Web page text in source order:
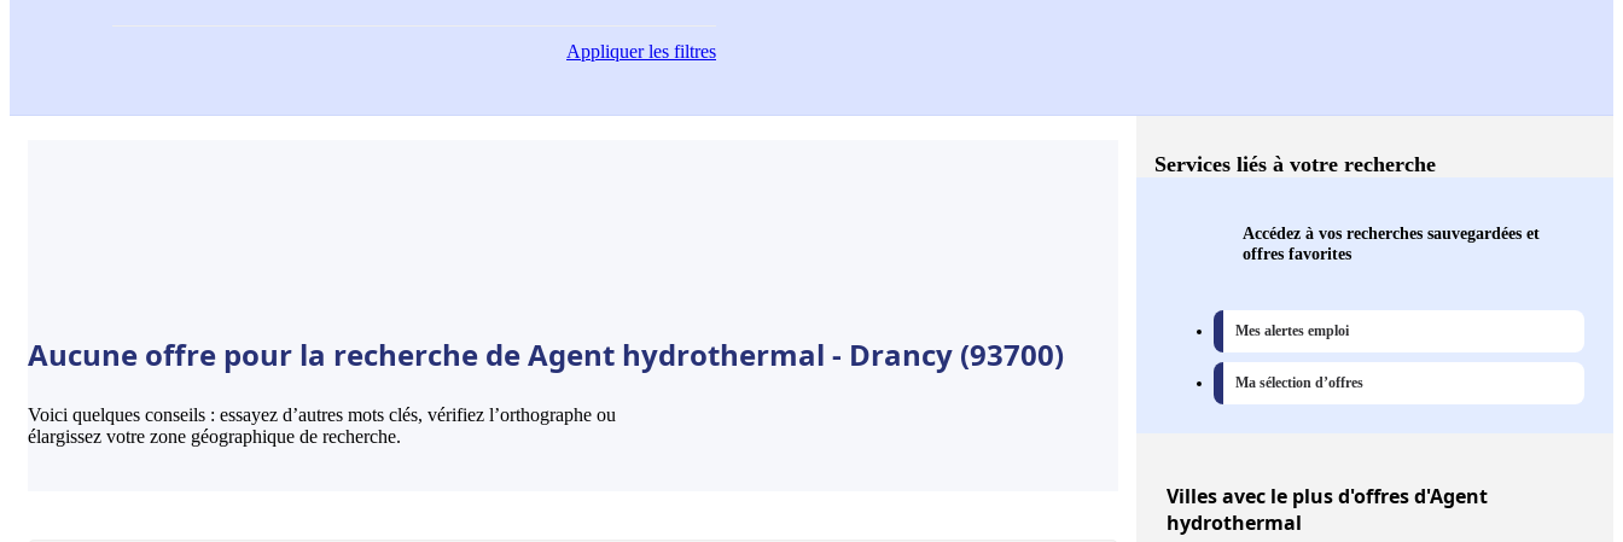
Appliquerles filtres
Aucune offre pour la recherche de Agent hydrothermal - Drancy (93700)
Voici quelques conseils : essayez d’autres mots clés, vérifiez l’orthographe ou
élargissez votre zone géographique de recherche.
Services liés à votre recherche
Accédez à vos recherches sauvegardées et
offres favorites
Mes alertes emploi
Ma sélection d’offres
Villesavec le plus d'offres d'Agent
hydrothermal